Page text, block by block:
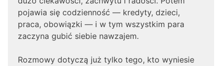
pojawia się codzienność — kredyty, dzieci,
praca, obowiązki — i w tym wszystkim para
zaczyna gubić siebie nawzajem.
Rozmowy dotyczą już tylko tego, kto wyniesie